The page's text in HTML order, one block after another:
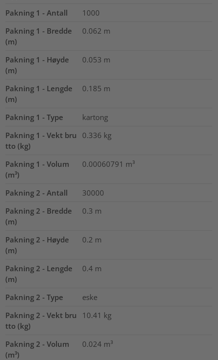
Pakning 1 - Antall
1000
Pakning 1 - Bredde
(m)
0.062 m
Pakning 1 - Høyde
(m)
0.053 m
Pakning 1 - Lengde
(m)
0.185 m
Pakning 1 - Type
kartong
Pakning 1 - Vekt bru
tto (kg)
0.336 kg
Pakning 1 - Volum
(m³)
0.00060791 m³
Pakning 2 - Antall
30000
Pakning 2 - Bredde
(m)
0.3 m
Pakning 2 - Høyde
(m)
0.2 m
Pakning 2 - Lengde
(m)
0.4 m
Pakning 2 - Type
eske
Pakning 2 - Vekt bru
tto (kg)
10.41 kg
Pakning 2 - Volum
(m³)
0.024 m³